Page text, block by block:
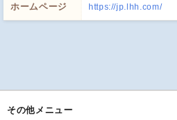
ホームページ https://jp.lhh.com/
その他メニュー